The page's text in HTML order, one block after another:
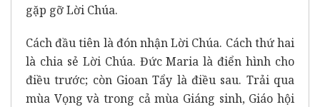
gặp gỡ Lời Chúa.
Cách đầu tiên là đón nhận Lời Chúa. Cách thứ hai
là chia sẻ Lời Chúa. Đức Maria là điển hình cho
điều trước; còn Gioan Tẩy là điều sau. Trải qua
mùa Vọng và trong cả mùa Giáng sinh, Giáo hội